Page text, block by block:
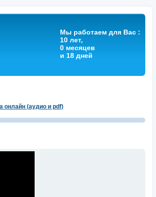
Мы работаем для Вас :
10 лет,
0 месяцев
и 18 дней
онлайн (аудио и pdf)